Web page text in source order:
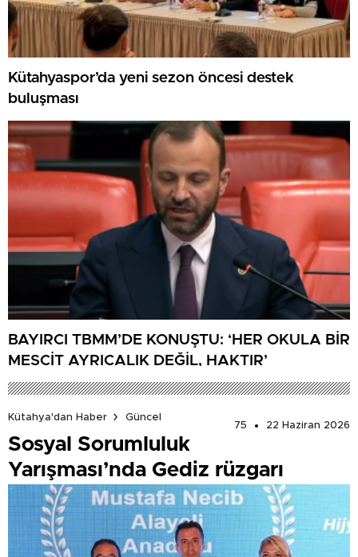
Kütahyaspor’da yeni sezon öncesi destek
buluşması
BAYIRCI TBMM’DE KONUŞTU: ‘HER OKULA BİR
MESCİT AYRICALIK DEĞİL, HAKTIR’
Kütahya'dan Haber
Güncel
75
22 Haziran 2026
Sosyal Sorumluluk
Yarışması’nda Gediz rüzgarı